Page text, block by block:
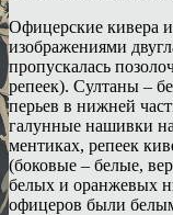
Офицерские кивера
изображениями
пропускалась
репеек). Султаны –
перьев в нижней
галунные нашивки
ментиках, репеек
(боковые – белые,
белых и оранжевых
офицеров были